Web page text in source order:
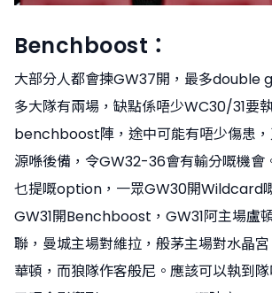
Benchboost：
大部分人都會揀GW37開，最多double
多大隊有兩場，缺點係唔少WC30/31要
benchboost陣，途中可能有唔少傷患，
源喺後備，令GW32-36會有輸分嘅機會
乜提嘅option，一眾GW30開Wildcard
GW31開Benchboost，GW31阿主場盧
聯，曼城主場對維拉，般茅主場對水晶
華頓，而狼隊作客般尼。應該可以執到隊